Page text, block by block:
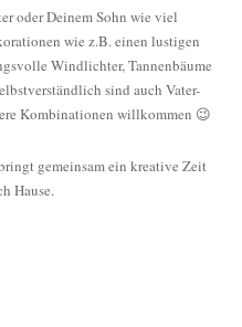
zu
Nikolaus
III:
Mutter
&
oder Deinem Sohn wie viel
wie z.B. einen lustigen
Windlichter, Tannenbäume
sind auch Vater-
Kombinationen willkommen 😉
gemeinsam ein kreative Zeit
Hause.